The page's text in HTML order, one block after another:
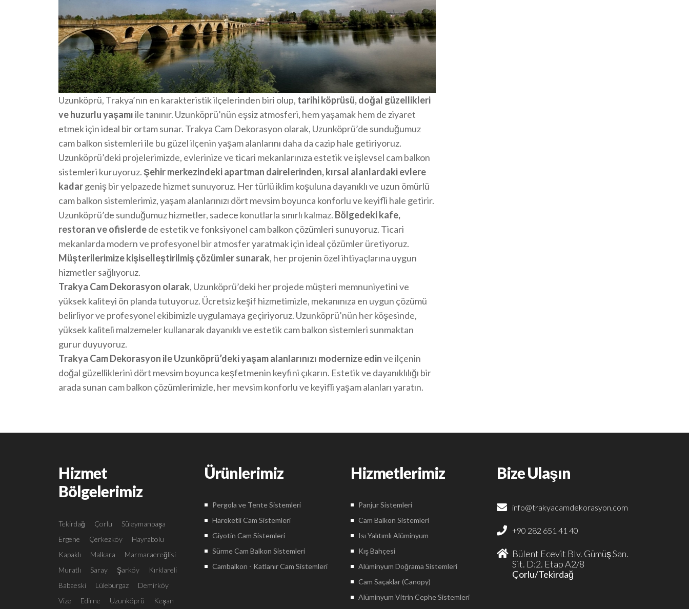
Uzunköprü, Trakya’nın en karakteristik ilçelerinden biri olup, tarihi köprüsü, doğal güzellikleri
ve huzurlu yaşamıile tanınır. Uzunköprü’nün eşsiz atmosferi, hem yaşamak hem de ziyaret
etmek için ideal bir ortam sunar. Trakya Cam Dekorasyon olarak, Uzunköprü’de sunduğumuz
cam balkon sistemleri ile bu güzel ilçenin yaşam alanlarını daha da cazip hale getiriyoruz.
Uzunköprü’deki projelerimizde, evlerinize ve ticari mekanlarınıza estetik ve işlevsel cam balkon
sistemleri kuruyoruz.Şehir merkezindeki apartman dairelerinden, kırsal alanlardaki evlere
kadargeniş bir yelpazede hizmet sunuyoruz. Her türlü iklim koşuluna dayanıklı ve uzun ömürlü
cam balkon sistemlerimiz, yaşam alanlarınızı dört mevsim boyunca konforlu ve keyifli hale getirir.
Uzunköprü’de sunduğumuz hizmetler, sadece konutlarla sınırlı kalmaz. Bölgedeki kafe,
restoran ve ofislerdede estetik ve fonksiyonel cam balkon çözümleri sunuyoruz. Ticari
mekanlarda modern ve profesyonel bir atmosfer yaratmak için ideal çözümler üretiyoruz.
Müşterilerimize kişiselleştirilmiş çözümler sunarak, her projenin özel ihtiyaçlarına uygun
hizmetler sağlıyoruz.
Trakya Cam Dekorasyon olarak, Uzunköprü’deki her projede müşteri memnuniyetini ve
yüksek kaliteyi ön planda tutuyoruz. Ücretsiz keşif hizmetimizle, mekanınıza en uygun çözümü
belirliyor ve profesyonel ekibimizle uygulamaya geçiriyoruz. Uzunköprü’nün her köşesinde,
yüksek kaliteli malzemeler kullanarak dayanıklı ve estetik cam balkon sistemleri sunmaktan
gurur duyuyoruz.
Trakya Cam Dekorasyon ile Uzunköprü’deki yaşam alanlarınızı modernize edinve ilçenin
doğal güzelliklerini dört mevsim boyunca keşfetmenin keyfini çıkarın. Estetik ve dayanıklılığı bir
arada sunan cam balkon çözümlerimizle, her mevsim konforlu ve keyifli yaşam alanları yaratın.
Hizmet
Bölgelerimiz
Tekirdağ Çorlu
Süleymanpaşa
Ergene
Çerkezköy
Hayrabolu
Kapaklı
Malkara
Marmaraereğlisi
Muratlı
Saray Şarköy
Kırklareli
Babaeski
Lüleburgaz
Demirköy
Vize
Edirne Uzunköprü Keşan
Ürünlerimiz
Pergola ve Tente Sistemleri
Hareketli Cam Sistemleri
Giyotin Cam Sistemleri
Sürme Cam Balkon Sistemleri
Cambalkon - Katlanır Cam Sistemleri
Hizmetlerimiz
Panjur Sistemleri
Cam Balkon Sistemleri
Isı Yalıtımlı Alüminyum
Kış Bahçesi
Alüminyum Doğrama Sistemleri
Cam Saçaklar (Canopy)
Alüminyum Vitrin Cephe Sistemleri
Bize Ulaşın
info@trakyacamdekorasyon.com
+90 282 651 41 40
Bülent Ecevit Blv. Gümüş San.
Sit. D:2. Etap A2/8
Çorlu/Tekirdağ